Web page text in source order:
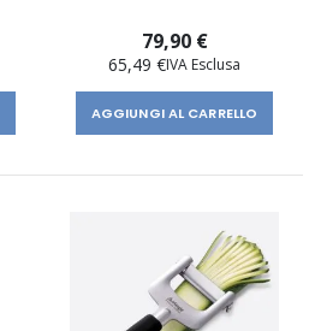
79,90 €
65,49 €
AGGIUNGI AL CARRELLO